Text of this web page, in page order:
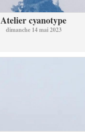
Atelier cyanotype
dimanche 14 mai 2023